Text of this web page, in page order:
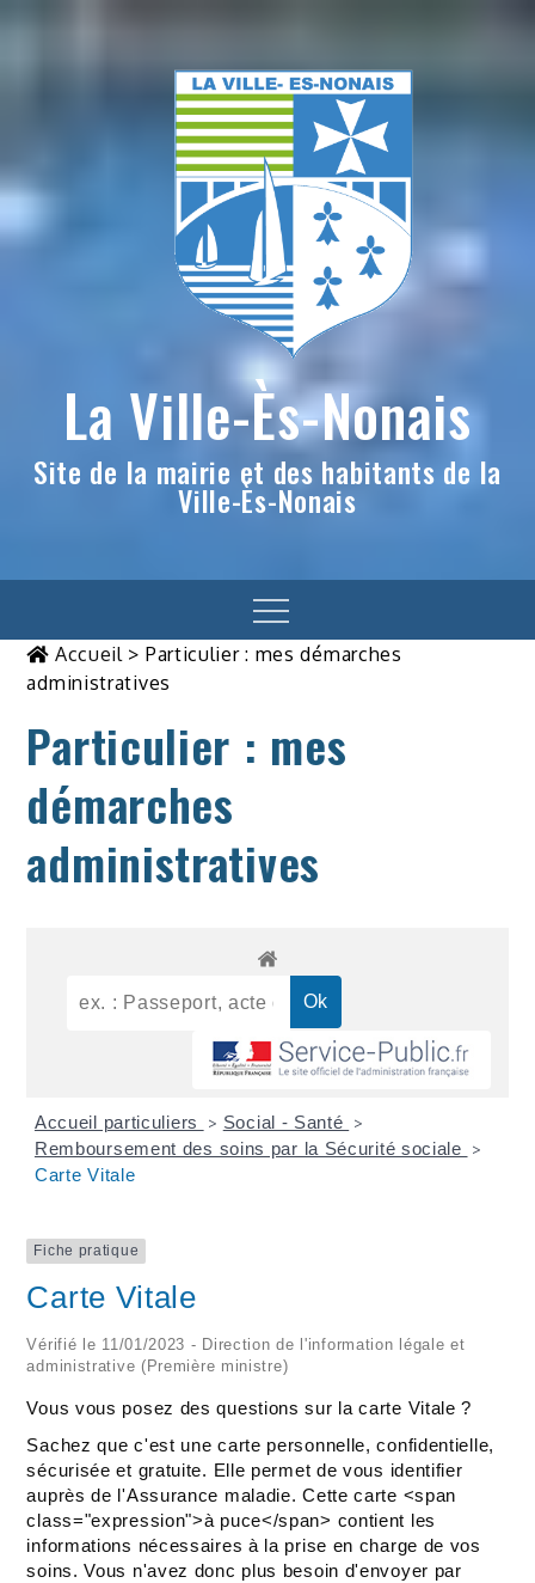
La Ville-Ès-Nonais
Site de la mairie et des habitants de la
Ville-Ès-Nonais
Menu
Accueil> Particulier : mes démarches
administratives
Particulier : mes
démarches
administratives
Accueil particuliers > Social - Santé >
Remboursement des soins par la Sécurité sociale >
Carte Vitale
Fiche pratique
Carte Vitale
Vérifié le 11/01/2023 - Direction de l'information légale et
administrative (Première ministre)
Vous vous posez des questions sur la carte Vitale ?
Sachez que c'est une carte personnelle, confidentielle,
sécurisée et gratuite. Elle permet de vous identifier
auprès de l'Assurance maladie. Cette carte <span
class="expression">à puce</span> contient les
informations nécessaires à la prise en charge de vos
soins. Vous n'avez donc plus besoin d'envoyer par